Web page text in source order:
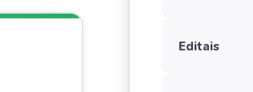
Editais